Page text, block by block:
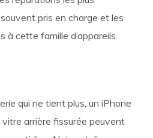
pris en charge et les
à cette famille d’appareils.
qui ne tient plus, un iPhone
vitre arrière fissurée peuvent